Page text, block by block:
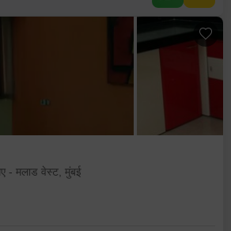
- मलाड वेस्ट, मुंबई